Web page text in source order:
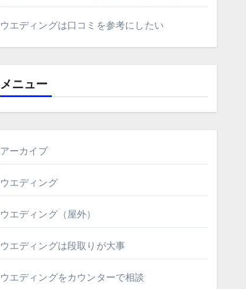
ウエディングは口コミを参考にしたい
メニュー
アーカイブ
ウエディング
ウエディング（屋外）
ウエディングは段取りが大事
ウエディングをカウンターで相談